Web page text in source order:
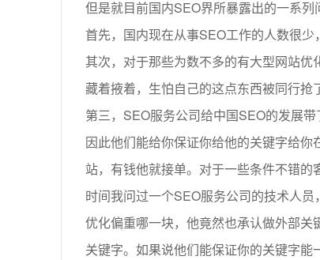
但是就目前国内SEO界所暴露出的一系列
首先，国内现在从事SEO工作的人数很
其次，对于那些为数不多的有大型网站
藏着掖着，生怕自己的这点东西被同行抢
第三，SEO服务公司给中国SEO的发展
因此他们能给你保证你给他的关键字给
站，有钱他就接单。对于一些条件不错的
时间我问过一个SEO服务公司的技术人
优化偏重哪一块，他竟然也承认做外部
关键字。如果说他们能保证你的关键字